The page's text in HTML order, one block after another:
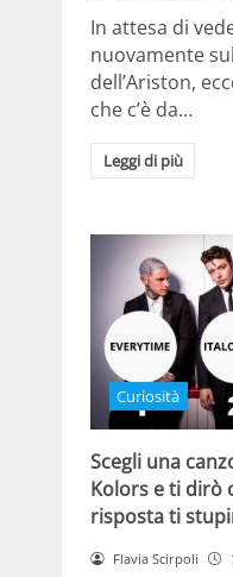
In attesa di
nuovamente
dell’Ariston,
che c’è da…
Leggi di più
Curiosità
Scegli una
Kolors e ti dirò
risposta ti
Flavia Scirpoli